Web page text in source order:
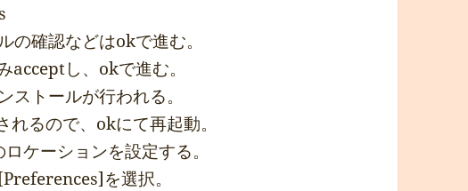
の確認などはokで進む。
acceptし、okで進む。
トールが行われる。
るので、okにて再起動。
ケーションを設定する。
を選択。